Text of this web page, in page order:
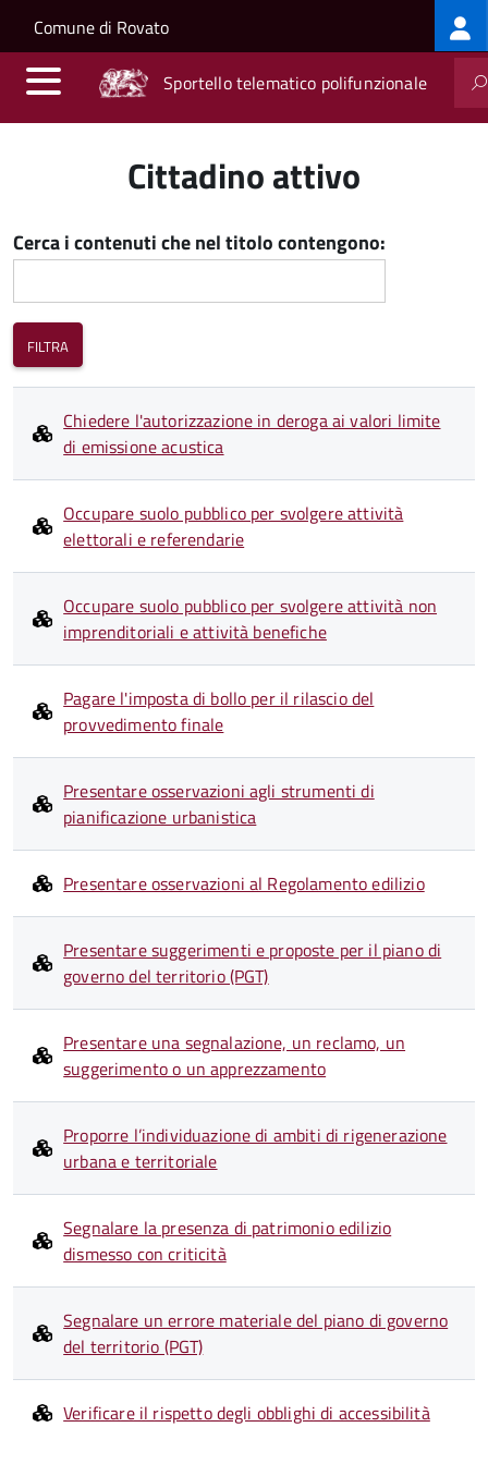
Salta al contenuto principale
Skip to site navigation
Comune di Rovato
Sportello telematico polifunzionale
Cittadino attivo
Cerca i contenuti che nel titolo contengono:
Chiedere l'autorizzazione in deroga ai valori limite
di emissione acustica
Occupare suolo pubblico per svolgere attività
elettorali e referendarie
Occupare suolo pubblico per svolgere attività non
imprenditoriali e attività benefiche
Pagare l'imposta di bollo per il rilascio del
provvedimento finale
Presentare osservazioni agli strumenti di
pianificazione urbanistica
Presentare osservazioni al Regolamento edilizio
Presentare suggerimenti e proposte per il piano di
governo del territorio (PGT)
Presentare una segnalazione, un reclamo, un
suggerimento o un apprezzamento
Proporre l’individuazione di ambiti di rigenerazione
urbana e territoriale
Segnalare la presenza di patrimonio edilizio
dismesso con criticità
Segnalare un errore materiale del piano di governo
del territorio (PGT)
Verificare il rispetto degli obblighi di accessibilità